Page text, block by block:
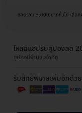
ยอดรวม 3,000 บาทขึ้นไป เลือ
โหลดแอปรับคูปองลด
คูปองมีจำนวนจำกัด
รับสิทธิพิเศษเพิ่มอีกด้ว